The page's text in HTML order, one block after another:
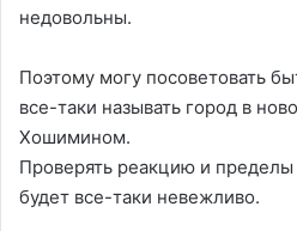
недовольны.
Поэтому могу посоветовать
все-таки называть город в
Хошимином.
Проверять реакцию и
будет все-таки невежливо.